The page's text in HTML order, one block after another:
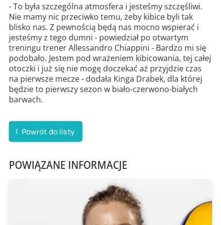
- To była szczególna atmosfera i jesteśmy szczęśliwi.
Nie mamy nic przeciwko temu, żeby kibice byli tak
blisko nas. Z pewnością będą nas mocno wspierać i
jesteśmy z tego dumni - powiedział po otwartym
treningu trener Allessandro Chiappini - Bardzo mi się
podobało. Jestem pod wrażeniem kibicowania, tej całej
otoczki i już się nie mogę doczekać aż przyjdzie czas
na pierwsze mecze - dodała Kinga Drabek, dla której
będzie to pierwszy sezon w biało-czerwono-białych
barwach.
Powrót do listy
POWIĄZANE INFORMACJE